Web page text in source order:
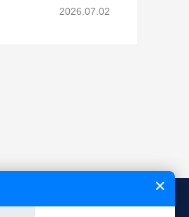
2026.07.02
网站地图